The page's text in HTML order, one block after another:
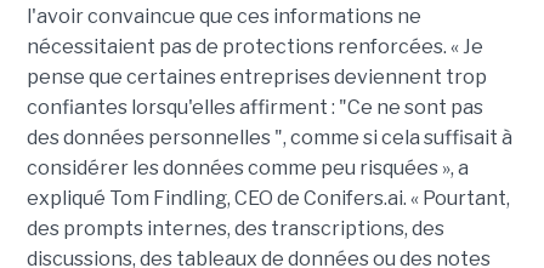
l'avoir convaincue que ces informations ne
nécessitaient pas de protections renforcées. « Je
pense que certaines entreprises deviennent trop
confiantes lorsqu'elles affirment : "Ce ne sont pas
des données personnelles ", comme si cela suffisait à
considérer les données comme peu risquées », a
expliqué Tom Findling, CEO de Conifers.ai. « Pourtant,
des prompts internes, des transcriptions, des
discussions, des tableaux de données ou des notes